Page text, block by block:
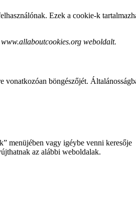
Ezek a cookie-k
weboldalt.
vonatkozóan böngészőjét.
menüjében vagy igéybe venni keresője
az alábbi weboldalak.